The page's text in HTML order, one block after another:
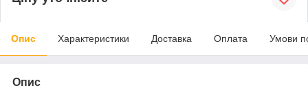
Опис Характеристики Доставка Оплата Умови
Опис